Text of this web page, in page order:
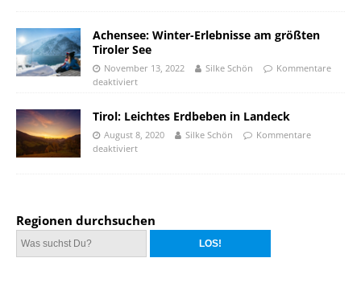
Achensee: Winter-Erlebnisse am größten
Tiroler See
November 13, 2022 Silke Schön
Kommentare
deaktiviert
Tirol: Leichtes Erdbeben in Landeck
August 8, 2020 Silke Schön
Kommentare
deaktiviert
Regionen durchsuchen